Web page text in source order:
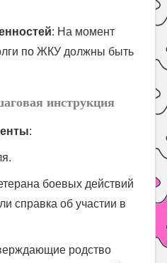
: На момент
по ЖКУ должны быть
инструкция
:
боевых действий
справка об участии в
родство